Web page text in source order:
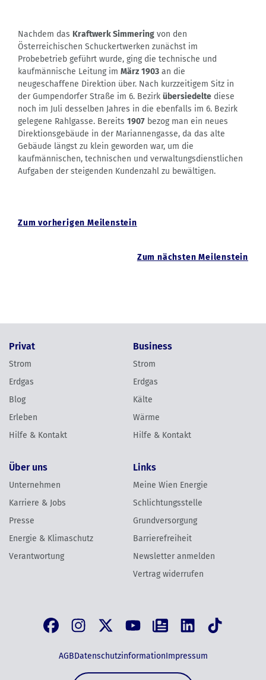
Nachdem das Kraftwerk Simmering von den
Österreichischen Schuckertwerken zunächst im
Probebetrieb geführt wurde, ging die technische und
kaufmännische Leitung im März 1903 an die
neugeschaffene Direktion über. Nach kurzzeitigem Sitz in
der Gumpendorfer Straße im 6. Bezirk übersiedelte diese
noch im Juli desselben Jahres in die ebenfalls im 6. Bezirk
gelegene Rahlgasse. Bereits 1907 bezog man ein neues
Direktionsgebäude in der Mariannengasse, da das alte
Gebäude längst zu klein geworden war, um die
kaufmännischen, technischen und verwaltungsdienstlichen
Aufgaben der steigenden Kundenzahl zu bewältigen.
Zum vorherigen Meilenstein
Zum nächsten Meilenstein
Privat
Strom
Erdgas
Blog
Erleben
Hilfe & Kontakt
Business
Strom
Erdgas
Kälte
Wärme
Hilfe & Kontakt
Über uns
Unternehmen
Karriere & Jobs
Presse
Energie & Klimaschutz
Verantwortung
Links
Meine Wien Energie
Schlichtungsstelle
Grundversorgung
Barrierefreiheit
Newsletter anmelden
Vertrag widerrufen
AGBDatenschutzinformationImpressum